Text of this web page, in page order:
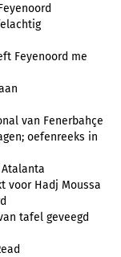
Feyenoord me
van Fenerbahçe
oefenreeks in
voor Hadj Moussa
tafel geveegd